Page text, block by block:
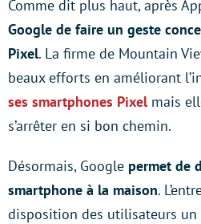
Comme dit plus haut, après
Google de faire un geste
Pixel. La firme de Mountain
beaux efforts en améliorant
ses smartphones Pixelmais
s’arrêter en si bon chemin.
Désormais, Google permet de
smartphone à la maison.
disposition des utilisateurs